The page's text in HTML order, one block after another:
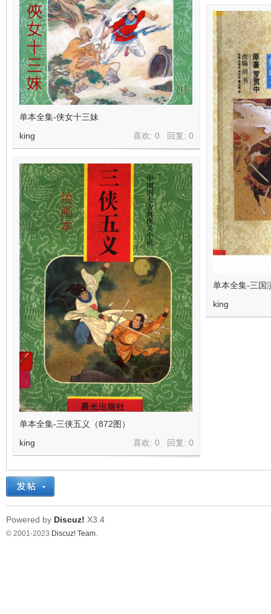
单本全集-侠女十三妹
喜欢: 0 回复: 0
king
单本全集-三国
king
单本全集-三侠五义（872图）
喜欢: 0 回复: 0
king
Powered by Discuz! X3.4
© 2001-2023 Discuz! Team.